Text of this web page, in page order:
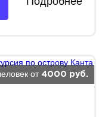
от 4000 руб.